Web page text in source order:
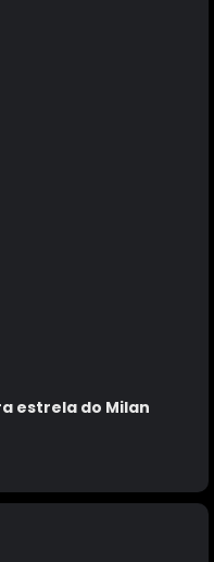
estrela do Milan